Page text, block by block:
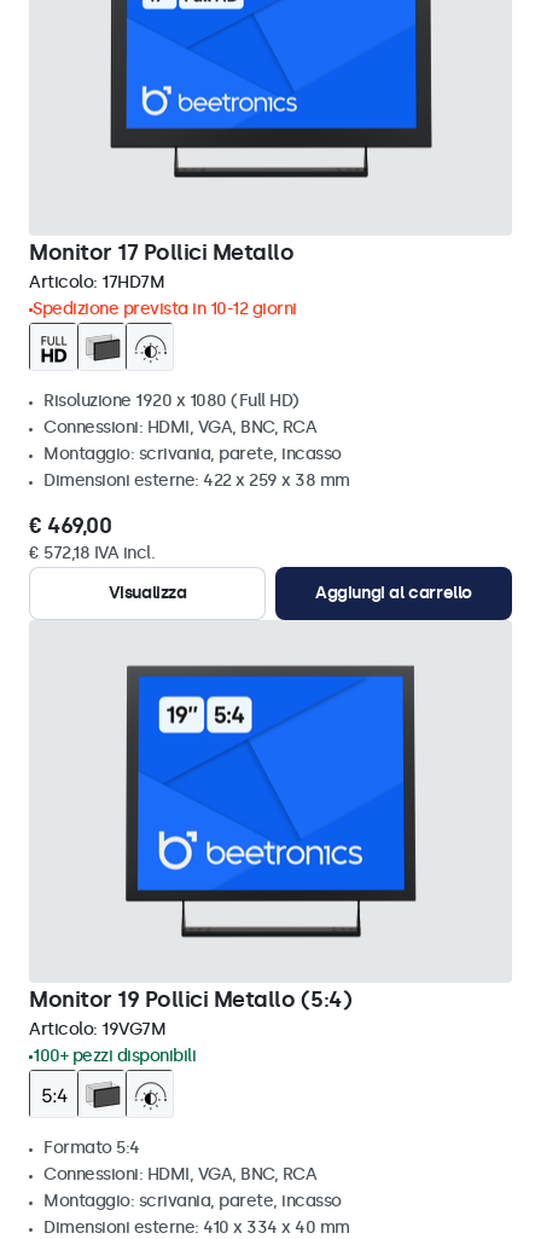
Monitor 17 Pollici Metallo
Articolo: 17HD7M
Spedizione prevista in 10-12 giorni
Risoluzione 1920 x 1080 (Full HD)
Connessioni: HDMI, VGA, BNC, RCA
Montaggio: scrivania, parete, incasso
Dimensioni esterne: 422 x 259 x 38 mm
€ 469,00
€ 572,18 IVA incl.
Visualizza
Aggiungi al carrello
Monitor 19 Pollici Metallo (5:4)
Articolo: 19VG7M
100+ pezzi disponibili
Formato 5:4
Connessioni: HDMI, VGA, BNC, RCA
Montaggio: scrivania, parete, incasso
Dimensioni esterne: 410 x 334 x 40 mm